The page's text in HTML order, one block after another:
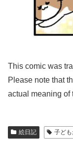
This comic was
Please note that
actual meaning of
絵日記 子ども